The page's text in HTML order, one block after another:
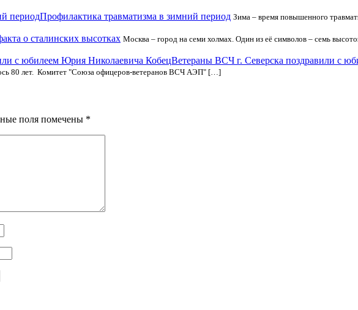
Профилактика травматизма в зимний период Зима – время повышенного
о сталинских высотках Москва – город на семи холмах. Один из её символов – семь
Ветераны ВСЧ г. Северска поздравили с
80 лет. Комитет "Союза офицеров-ветеранов ВСЧ АЭП" […]
поля помечены *